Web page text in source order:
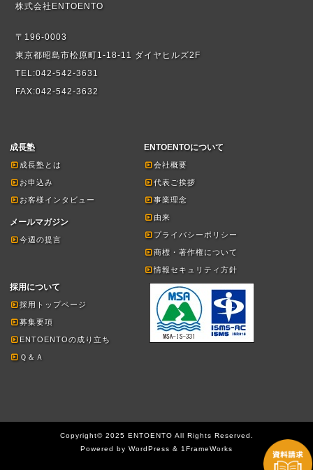
株式会社ENTOENTO
〒196-0003
東京都昭島市松原町1-18-11 ダイヤヒルズ2F
TEL:042-542-3631
FAX:042-542-3632
成長塾
成長塾とは
お申込み
お客様インタビュー
メールマガジン
今週の提言
ENTOENTOについて
会社概要
代表ご挨拶
事業理念
由来
プライバシーポリシー
商標・著作権について
情報セキュリティ方針
採用について
採用トップページ
募集要項
ENTOENTOの成り立ち
Ｑ＆Ａ
Copyright© 2025 ENTOENTO All Rights Reserved.
Powered by WordPress & 1FrameWorks